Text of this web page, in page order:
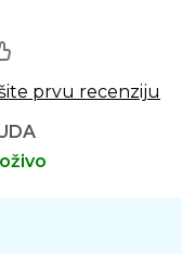
prvu recenziju